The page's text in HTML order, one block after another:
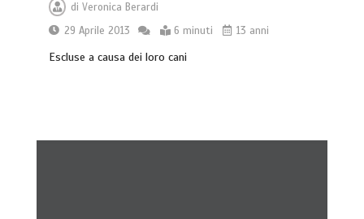
diVeronica Berardi
29 Aprile 2013
6 minuti 13 anni
Escluse a causa dei loro cani